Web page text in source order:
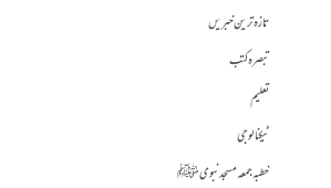
تازہ ترین خبریں
تبصرہ کتب
تعلیم
ٹیکنالوجی
خطبہ جمعہ مسجد نبوی ﷺ